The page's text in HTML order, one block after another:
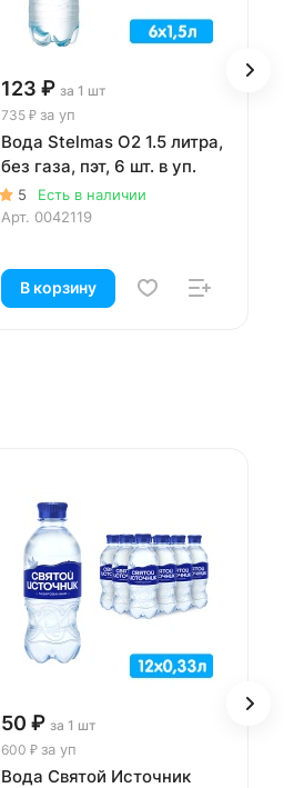
123 ₽ за 1 шт
735 ₽ за уп
Вода Stelmas О2 1.5 литра,
без газа, пэт, 6 шт. в уп.
5
Есть в наличии
Арт. 0042119
В корзину
50 ₽ за 1 шт
600 ₽ за уп
Вода Святой Источник